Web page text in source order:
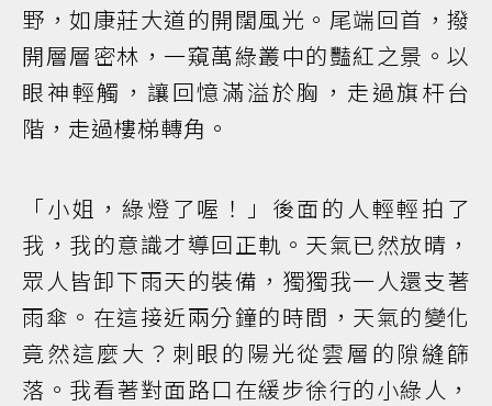
野，如康莊大道的開闊風光。尾端回首，撥
開層層密林，一窺萬綠叢中的豔紅之景。以
眼神輕觸，讓回憶滿溢於胸，走過旗杆台
階，走過樓梯轉角。
「小姐，綠燈了喔！」後面的人輕輕拍了
我，我的意識才導回正軌。天氣已然放晴，
眾人皆卸下雨天的裝備，獨獨我一人還支著
雨傘。在這接近兩分鐘的時間，天氣的變化
竟然這麼大？刺眼的陽光從雲層的隙縫篩
落。我看著對面路口在緩步徐行的小綠人，